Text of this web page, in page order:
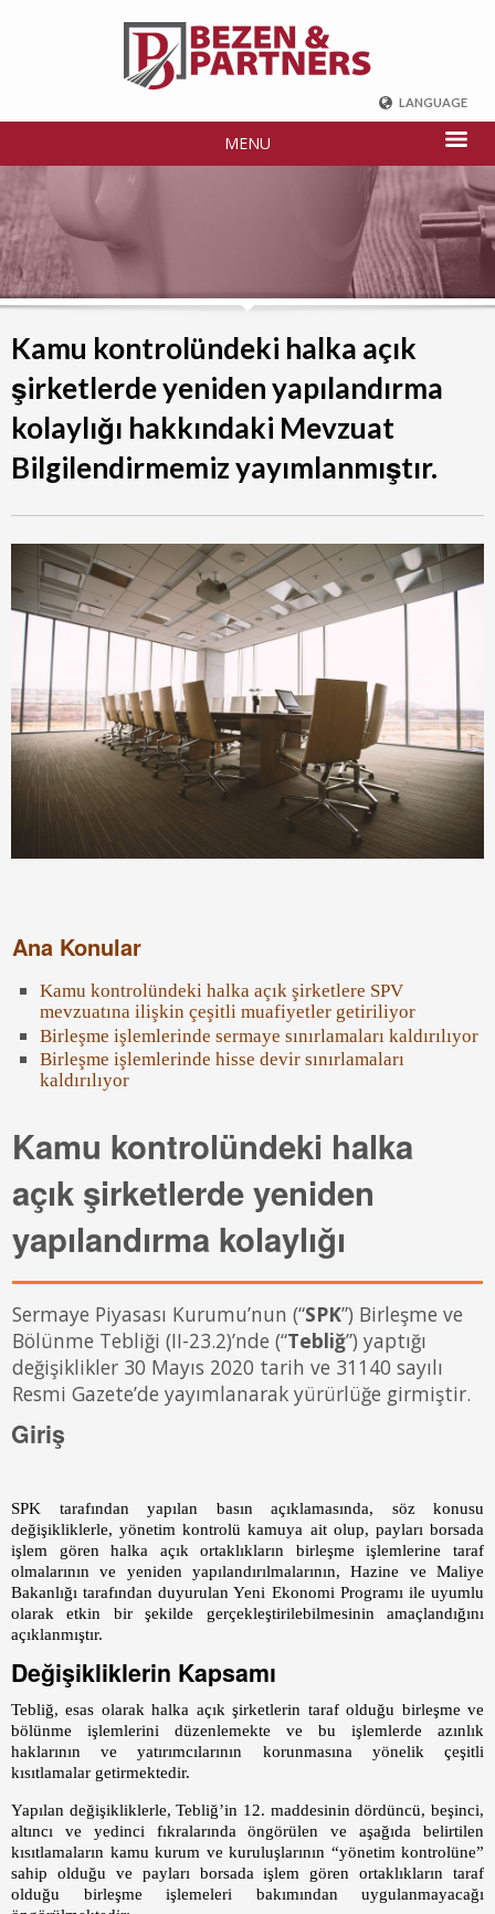
LANGUAGE
РУССКИЙ
中国
TÜRKÇE
MENU
Kamu kontrolündeki halka açık
şirketlerde yeniden yapılandırma
kolaylığı hakkındaki Mevzuat
Bilgilendirmemiz yayımlanmıştır.
Ana Konular
Kamu kontrolündeki halka açık şirketlere SPV
mevzuatına ilişkin çeşitli muafiyetler getiriliyor
Birleşme işlemlerinde sermaye sınırlamaları kaldırılıyor
Birleşme işlemlerinde hisse devir sınırlamaları
kaldırılıyor
Kamu kontrolündeki halka
açık şirketlerde yeniden
yapılandırma kolaylığı
Sermaye Piyasası Kurumu’nun (“SPK”) Birleşme ve
Bölünme Tebliği (II-23.2)’nde (“Tebliğ”) yaptığı
değişiklikler 30 Mayıs 2020 tarih ve 31140 sayılı
Resmi Gazete’de yayımlanarak yürürlüğe girmiştir.
Giriş
SPK tarafından yapılan basın açıklamasında, söz konusu
değişikliklerle, yönetim kontrolü kamuya ait olup, payları borsada
işlem gören halka açık ortaklıkların birleşme işlemlerine taraf
olmalarının ve yeniden yapılandırılmalarının, Hazine ve Maliye
Bakanlığı tarafından duyurulan Yeni Ekonomi Programı ile uyumlu
olarak etkin bir şekilde gerçekleştirilebilmesinin amaçlandığını
açıklanmıştır.
Değişikliklerin Kapsamı
Tebliğ, esas olarak halka açık şirketlerin taraf olduğu birleşme ve
bölünme işlemlerini düzenlemekte ve bu işlemlerde azınlık
haklarının ve yatırımcılarının korunmasına yönelik çeşitli
kısıtlamalar getirmektedir.
Yapılan değişikliklerle, Tebliğ’in 12. maddesinin dördüncü, beşinci,
altıncı ve yedinci fıkralarında öngörülen ve aşağıda belirtilen
kısıtlamaların kamu kurum ve kuruluşlarının “yönetim kontrolüne”
sahip olduğu ve payları borsada işlem gören ortaklıkların taraf
olduğu birleşme işlemeleri bakımından uygulanmayacağı